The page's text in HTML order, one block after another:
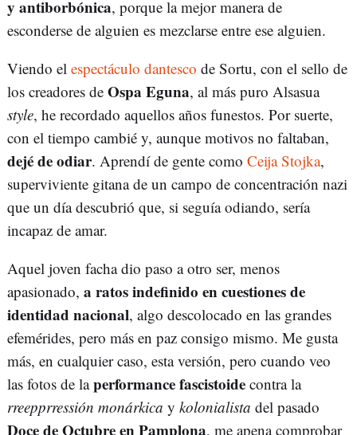
y antiborbónica, porque la mejor manera de
esconderse de alguien es mezclarse entre ese alguien.
Viendo el espectáculo dantesco de Sortu, con el sello de
los creadores de Ospa Eguna, al más puro Alsasua
style, he recordado aquellos años funestos. Por suerte,
con el tiempo cambié y, aunque motivos no faltaban,
dejé de odiar. Aprendí de gente como Ceija Stojka,
superviviente gitana de un campo de concentración nazi
que un día descubrió que, si seguía odiando, sería
incapaz de amar.
Aquel joven facha dio paso a otro ser, menos
apasionado, a ratos indefinido en cuestiones de
identidad nacional, algo descolocado en las grandes
efemérides, pero más en paz consigo mismo. Me gusta
más, en cualquier caso, esta versión, pero cuando veo
las fotos de laperformance fascistoide contra la
rreepprressión monárkica y kolonialista del pasado
Doce de Octubre en Pamplona, me apena comprobar